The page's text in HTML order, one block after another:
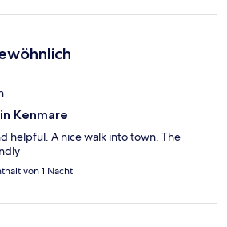
Kenmare
helpful. A nice walk into town. The
von 1 Nacht